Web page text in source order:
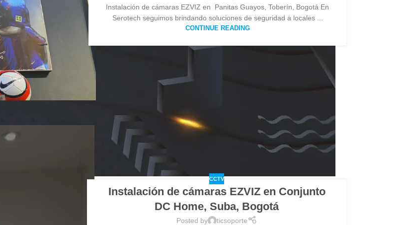
Instalación de cámaras EZVIZ en Panitas Guayos, Toberín, Bogotá En
Serotech seguimos brindando soluciones de seguridad a locales ...
CONTINUE READING
CCTV
Instalación de cámaras EZVIZ en Conjunto
DC Home, Suba, Bogotá
Posted by
ticsoporte